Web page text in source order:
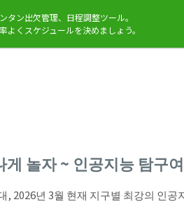
タン出欠管理、日程調整ツール。
よくスケジュールを決めましょう。
놀자 ~ 인공지능 탐구
, 2026년 3월 현재 지구별 최강의 인